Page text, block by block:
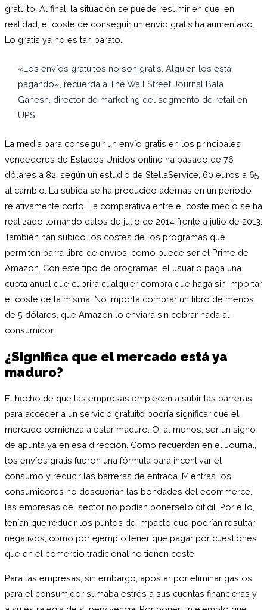
gratuito. Al final, la situación se puede resumir en que, en
realidad, el coste de conseguir un envío gratis ha aumentado.
Lo gratis ya no es tan barato.
«Los envíos gratuitos no son gratis. Alguien los está
pagando», recuerda a The Wall Street Journal Bala
Ganesh, director de marketing del segmento de retail en
UPS.
La media para conseguir un envío gratis en los principales
vendedores de Estados Unidos online ha pasado de 76
dólares a 82, según un estudio de StellaService, 60 euros a 65
al cambio. La subida se ha producido además en un período
relativamente corto. La comparativa entre el coste medio se ha
realizado tomando datos de julio de 2014 frente a julio de 2013.
También han subido los costes de los programas que
permiten barra libre de envíos, como puede ser el Prime de
Amazon. Con este tipo de programas, el usuario paga una
cuota anual que cubrirá cualquier compra que haga sin importar
el coste de la misma. No importa comprar un libro de menos
de 5 dólares, que Amazon lo enviará sin cobrar nada al
consumidor.
¿Significa que el mercado está ya
maduro?
El hecho de que las empresas empiecen a subir las barreras
para acceder a un servicio gratuito podría significar que el
mercado comienza a estar maduro. O, al menos, ser un signo
de apunta ya en esa dirección. Como recuerdan en el Journal,
los envíos gratis fueron una fórmula para incentivar el
consumo y reducir las barreras de entrada. Mientras los
consumidores no descubrían las bondades del ecommerce,
las empresas del sector no podían ponérselo difícil. Por ello,
tenían que reducir los puntos de impacto que podrían resultar
negativos, como por ejemplo tener que pagar por cuestiones
que en el comercio tradicional no tienen coste.
Para las empresas, sin embargo, apostar por eliminar gastos
para el consumidor sumaba estrés a sus cuentas financieras y